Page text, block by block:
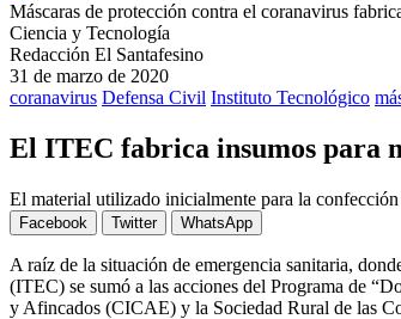
Máscaras de protección contra el coranavirus
Ciencia y Tecnología
Redacción El Santafesino
31 de marzo de 2020
coranavirus Defensa Civil Instituto Tecnológico
El ITEC fabrica insumos para
El material utilizado inicialmente para la
Facebook Twitter WhatsApp
A raíz de la situación de emergencia sanitaria,
(ITEC) se sumó a las acciones del Programa de
y Afincados (CICAE) y la Sociedad Rural de las